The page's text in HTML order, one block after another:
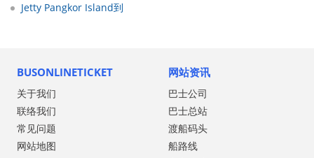
Jetty Pangkor Island到
BUSONLINETICKET
关于我们
联络我们
常见问题
网站地图
网站资讯
巴士公司
巴士总站
渡船码头
船路线